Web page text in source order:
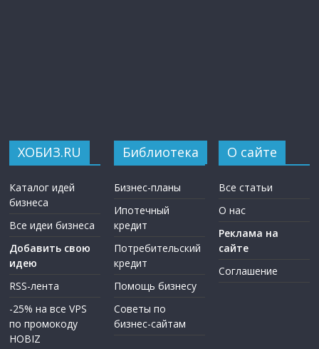
ХОБИЗ.RU
Каталог идей
бизнеса
Все идеи бизнеса
Добавить свою
идею
RSS-лента
-25% на все VPS
по промокоду
HOBIZ
Библиотека
Бизнес-планы
Ипотечный
кредит
Потребительский
кредит
Помощь бизнесу
Советы по
бизнес-сайтам
О сайте
Все статьи
О нас
Реклама на
сайте
Соглашение